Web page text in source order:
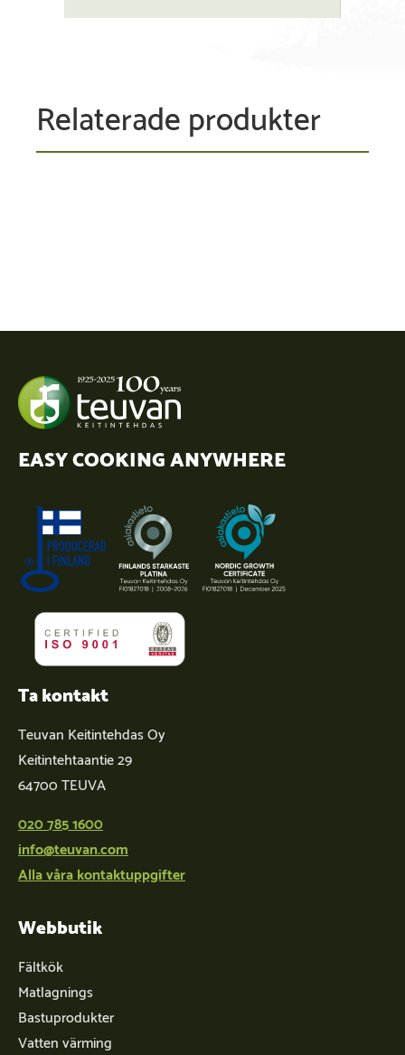
Relaterade produkter
EASY COOKING ANYWHERE
Ta kontakt
Teuvan Keitintehdas Oy
Keitintehtaantie 29
64700 TEUVA
020 785 1600
info@teuvan.com
Alla våra kontaktuppgifter
Webbutik
Fältkök
Matlagnings
Bastuprodukter
Vatten värming